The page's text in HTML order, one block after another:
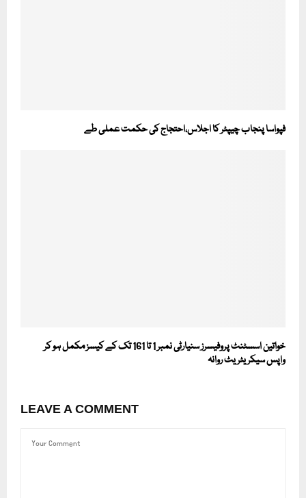
فپواسا پنجاب چیپٹر کا اجلاس،احتجاج کی حکمت عملی طے
خواتین اسسٹنٹ پروفیسرز سنیارٹی نمبر 1 تا 161 تک کے کیسز مکمل ہو کر
واپس سیکریٹریٹ روانہ
LEAVE A COMMENT